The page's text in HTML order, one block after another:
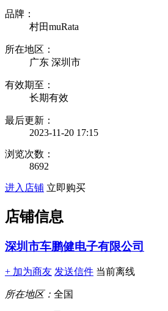
品牌：
村田muRata
所在地区：
广东 深圳市
有效期至：
长期有效
最后更新：
2023-11-20 17:15
浏览次数：
8692
进入店铺 立即购买
店铺信息
深圳市车鹏健电子有限公司
+ 加为商友 发送信件 当前离线
所在地区： 全国